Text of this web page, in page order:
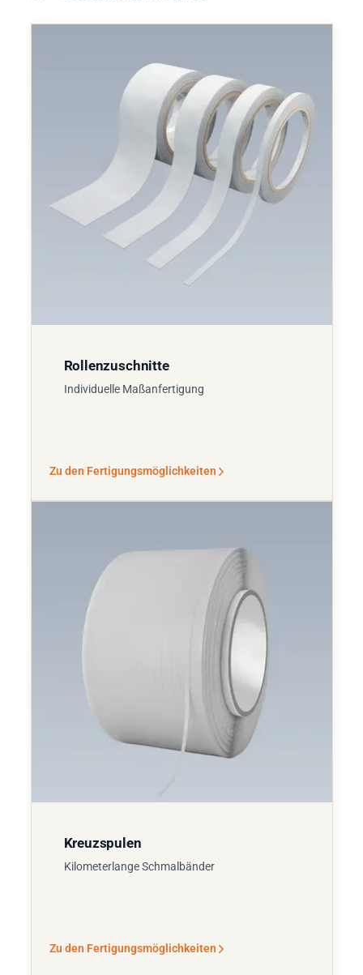
Rollenzuschnitte
Individuelle Maßanfertigung
Zu den Fertigungsmöglichkeiten
Kreuzspulen
Kilometerlange Schmalbänder
Zu den Fertigungsmöglichkeiten